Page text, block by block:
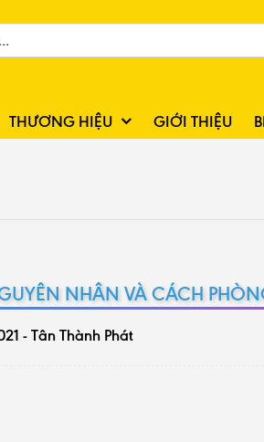
THƯƠNG HIỆU GIỚI THIỆU
NHÂN VÀ CÁCH
- Tân Thành Phát